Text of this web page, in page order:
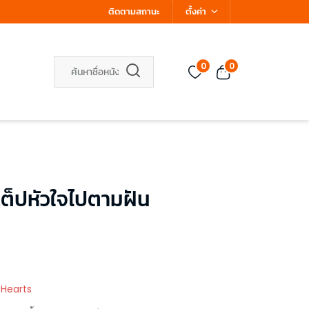
ติดตามสถานะ ตั้งค่า
0 0
หัวใจไปตามฝัน
Hearts